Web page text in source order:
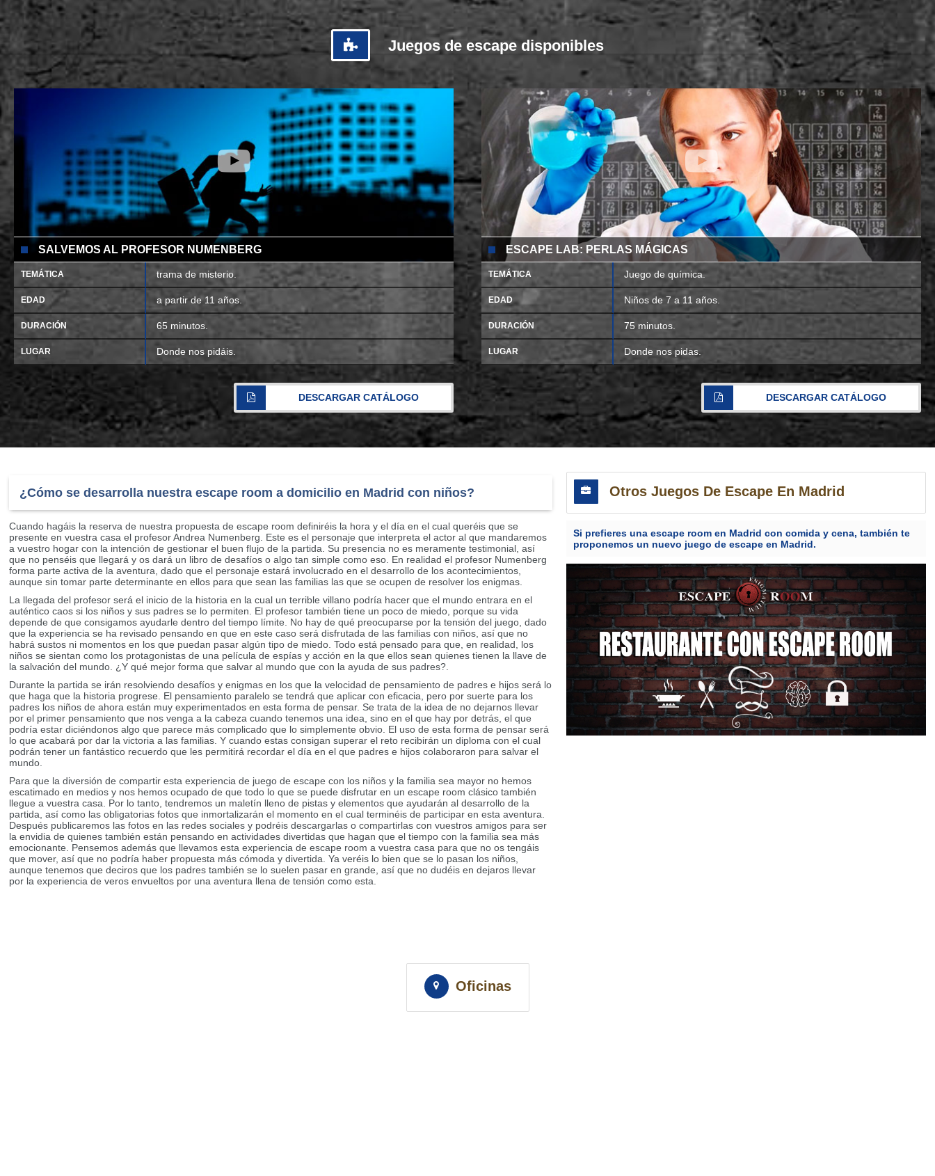
Juegos de escape disponibles
SALVEMOS AL PROFESOR NUMENBERG
TEMÁTICA trama de misterio.
EDAD a partir de 11 años.
DURACIÓN 65 minutos.
LUGAR Donde nos pidáis.
DESCARGAR CATÁLOGO
ESCAPE LAB: PERLAS MÁGICAS
TEMÁTICA Juego de química.
EDAD Niños de 7 a 11 años.
DURACIÓN 75 minutos.
LUGAR Donde nos pidas.
DESCARGAR CATÁLOGO
Otros Juegos De Escape En Madrid
Si prefieres una escape room en Madrid con comida y cena, también te
proponemos un nuevo juego de escape en Madrid.
¿Cómo se desarrolla nuestra escape room a domicilio en Madrid con niños?
Cuando hagáis la reserva de nuestra propuesta de escape room definiréis la hora y el día en el cual queréis que se
presente en vuestra casa el profesor Andrea Numenberg. Este es el personaje que interpreta el actor al que mandaremos
a vuestro hogar con la intención de gestionar el buen flujo de la partida. Su presencia no es meramente testimonial, así
que no penséis que llegará y os dará un libro de desafíos o algo tan simple como eso. En realidad el profesor Numenberg
forma parte activa de la aventura, dado que el personaje estará involucrado en el desarrollo de los acontecimientos,
aunque sin tomar parte determinante en ellos para que sean las familias las que se ocupen de resolver los enigmas.
La llegada del profesor será el inicio de la historia en la cual un terrible villano podría hacer que el mundo entrara en el
auténtico caos si los niños y sus padres se lo permiten. El profesor también tiene un poco de miedo, porque su vida
depende de que consigamos ayudarle dentro del tiempo límite. No hay de qué preocuparse por la tensión del juego, dado
que la experiencia se ha revisado pensando en que en este caso será disfrutada de las familias con niños, así que no
habrá sustos ni momentos en los que puedan pasar algún tipo de miedo. Todo está pensado para que, en realidad, los
niños se sientan como los protagonistas de una película de espías y acción en la que ellos sean quienes tienen la llave de
la salvación del mundo. ¿Y qué mejor forma que salvar al mundo que con la ayuda de sus padres?.
Durante la partida se irán resolviendo desafíos y enigmas en los que la velocidad de pensamiento de padres e hijos será lo
que haga que la historia progrese. El pensamiento paralelo se tendrá que aplicar con eficacia, pero por suerte para los
padres los niños de ahora están muy experimentados en esta forma de pensar. Se trata de la idea de no dejarnos llevar
por el primer pensamiento que nos venga a la cabeza cuando tenemos una idea, sino en el que hay por detrás, el que
podría estar diciéndonos algo que parece más complicado que lo simplemente obvio. El uso de esta forma de pensar será
lo que acabará por dar la victoria a las familias. Y cuando estas consigan superar el reto recibirán un diploma con el cual
podrán tener un fantástico recuerdo que les permitirá recordar el día en el que padres e hijos colaboraron para salvar el
mundo.
Para que la diversión de compartir esta experiencia de juego de escape con los niños y la familia sea mayor no hemos
escatimado en medios y nos hemos ocupado de que todo lo que se puede disfrutar en un escape room clásico también
llegue a vuestra casa. Por lo tanto, tendremos un maletín lleno de pistas y elementos que ayudarán al desarrollo de la
partida, así como las obligatorias fotos que inmortalizarán el momento en el cual terminéis de participar en esta aventura.
Después publicaremos las fotos en las redes sociales y podréis descargarlas o compartirlas con vuestros amigos para ser
la envidia de quienes también están pensando en actividades divertidas que hagan que el tiempo con la familia sea más
emocionante. Pensemos además que llevamos esta experiencia de escape room a vuestra casa para que no os tengáis
que mover, así que no podría haber propuesta más cómoda y divertida. Ya veréis lo bien que se lo pasan los niños,
aunque tenemos que deciros que los padres también se lo suelen pasar en grande, así que no dudéis en dejaros llevar
por la experiencia de veros envueltos por una aventura llena de tensión como esta.
Oficinas